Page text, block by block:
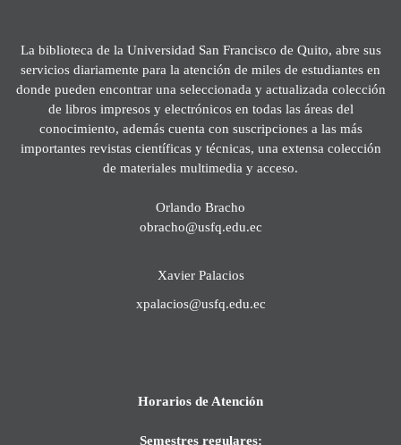
La biblioteca de la Universidad San Francisco de Quito, abre sus
servicios diariamente para la atención de miles de estudiantes en
donde pueden encontrar una seleccionada y actualizada colección
de libros impresos y electrónicos en todas las áreas del
conocimiento, además cuenta con suscripciones a las más
importantes revistas científicas y técnicas, una extensa colección
de materiales multimedia y acceso.
Orlando Bracho
obracho@usfq.edu.ec
Xavier Palacios
xpalacios@usfq.edu.ec
Horarios de Atención
Semestres regulares: